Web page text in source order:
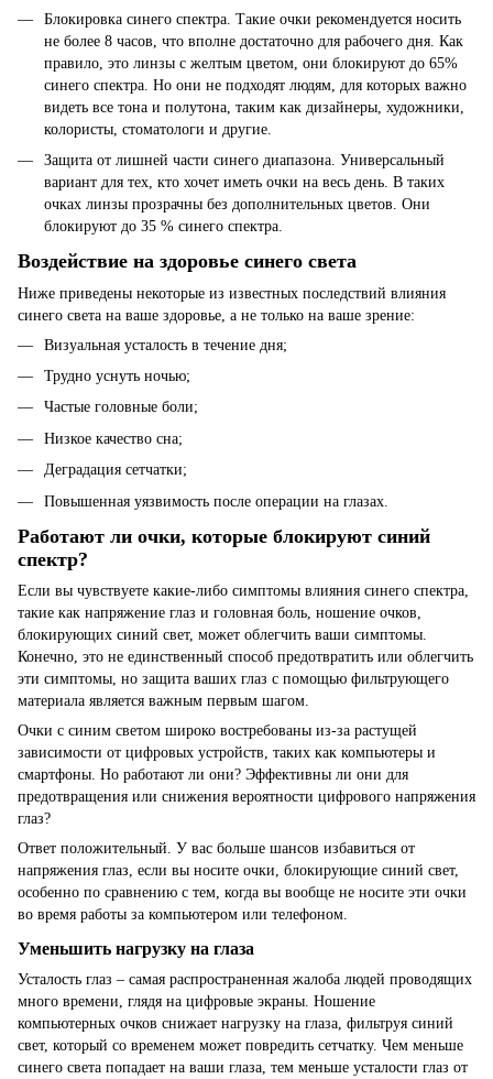
Блокировка синего спектра. Такие очки рекомендуется носить
не более 8 часов, что вполне достаточно для рабочего дня. Как
правило, это линзы с желтым цветом, они блокируют до 65%
синего спектра. Но они не подходят людям, для которых важно
видеть все тона и полутона, таким как дизайнеры, художники,
колористы, стоматологи и другие.
Защита от лишней части синего диапазона. Универсальный
вариант для тех, кто хочет иметь очки на весь день. В таких
очках линзы прозрачны без дополнительных цветов. Они
блокируют до 35 % синего спектра.
Воздействие на здоровье синего света
Ниже приведены некоторые из известных последствий влияния
синего света на ваше здоровье, а не только на ваше зрение:
Визуальная усталость в течение дня;
Трудно уснуть ночью;
Частые головные боли;
Низкое качество сна;
Деградация сетчатки;
Повышенная уязвимость после операции на глазах.
Работают ли очки, которые блокируют синий
спектр?
Если вы чувствуете какие-либо симптомы влияния синего спектра,
такие как напряжение глаз и головная боль, ношение очков,
блокирующих синий свет, может облегчить ваши симптомы.
Конечно, это не единственный способ предотвратить или облегчить
эти симптомы, но защита ваших глаз с помощью фильтрующего
материала является важным первым шагом.
Очки с синим светом широко востребованы из-за растущей
зависимости от цифровых устройств, таких как компьютеры и
смартфоны. Но работают ли они? Эффективны ли они для
предотвращения или снижения вероятности цифрового напряжения
глаз?
Ответ положительный. У вас больше шансов избавиться от
напряжения глаз, если вы носите очки, блокирующие синий свет,
особенно по сравнению с тем, когда вы вообще не носите эти очки
во время работы за компьютером или телефоном.
Уменьшить нагрузку на глаза
Усталость глаз – самая распространенная жалоба людей проводящих
много времени, глядя на цифровые экраны. Ношение
компьютерных очков снижает нагрузку на глаза, фильтруя синий
свет, который со временем может повредить сетчатку. Чем меньше
синего света попадает на ваши глаза, тем меньше усталости глаз от